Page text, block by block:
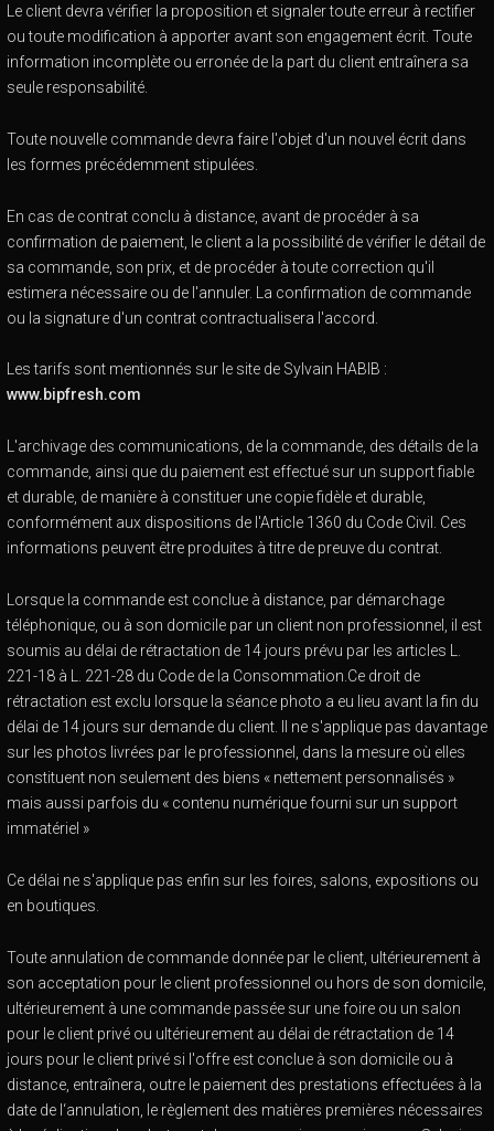
Le client devra vérifier la proposition et signaler toute erreur à rectifier
ou toute modification à apporter avant son engagement écrit. Toute
information incomplète ou erronée de la part du client entraînera sa
seule responsabilité.
Toute nouvelle commande devra faire l'objet d'un nouvel écrit dans
les formes précédemment stipulées.
En cas de contrat conclu à distance, avant de procéder à sa
confirmation de paiement, le client a la possibilité de vérifier le détail de
sa commande, son prix, et de procéder à toute correction qu'il
estimera nécessaire ou de l'annuler. La confirmation de commande
ou la signature d'un contrat contractualisera l'accord.
Les tarifs sont mentionnés sur le site de Sylvain HABIB :
www.bipfresh.com
L'archivage des communications, de la commande, des détails de la
commande, ainsi que du paiement est effectué sur un support fiable
et durable, de manière à constituer une copie fidèle et durable,
conformément aux dispositions de l'Article 1360 du Code Civil. Ces
informations peuvent être produites à titre de preuve du contrat.
Lorsque la commande est conclue à distance, par démarchage
téléphonique, ou à son domicile par un client non professionnel, il est
soumis au délai de rétractation de 14 jours prévu par les articles L.
221-18 à L. 221-28 du Code de la Consommation.Ce droit de
rétractation est exclu lorsque la séance photo a eu lieu avant la fin du
délai de 14 jours sur demande du client. Il ne s'applique pas davantage
sur les photos livrées par le professionnel, dans la mesure où elles
constituent non seulement des biens « nettement personnalisés »
mais aussi parfois du « contenu numérique fourni sur un support
immatériel »
Ce délai ne s'applique pas enfin sur les foires, salons, expositions ou
en boutiques.
Toute annulation de commande donnée par le client, ultérieurement à
son acceptation pour le client professionnel ou hors de son domicile,
ultérieurement à une commande passée sur une foire ou un salon
pour le client privé ou ultérieurement au délai de rétractation de 14
jours pour le client privé si l'offre est conclue à son domicile ou à
distance, entraînera, outre le paiement des prestations effectuées à la
date de l‘annulation, le règlement des matières premières nécessaires